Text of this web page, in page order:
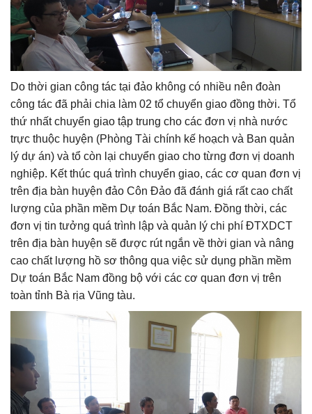
Do thời gian công tác tại đảo không có nhiều nên đoàn
công tác đã phải chia làm 02 tổ chuyển giao đồng thời. Tổ
thứ nhất chuyển giao tập trung cho các đơn vị nhà nước
trực thuộc huyện (Phòng Tài chính kế hoạch và Ban quản
lý dự án) và tổ còn lại chuyển giao cho từng đơn vị doanh
nghiệp. Kết thúc quá trình chuyển giao, các cơ quan đơn vị
trên địa bàn huyện đảo Côn Đảo đã đánh giá rất cao chất
lượng của phần mềm Dự toán Bắc Nam. Đồng thời, các
đơn vị tin tưởng quá trình lập và quản lý chi phí ĐTXDCT
trên địa bàn huyện sẽ được rút ngắn về thời gian và nâng
cao chất lượng hồ sơ thông qua việc sử dụng phần mềm
Dự toán Bắc Nam đồng bộ với các cơ quan đơn vị trên
toàn tỉnh Bà rịa Vũng tàu.